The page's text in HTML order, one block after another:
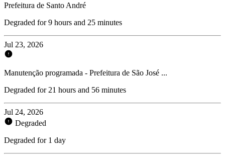
Prefeitura de Santo André
Degraded for 9 hours and 25 minutes
Jul 23, 2026
Manutenção programada - Prefeitura de São José ...
Degraded for 21 hours and 56 minutes
Jul 24, 2026
Degraded
Degraded for 1 day